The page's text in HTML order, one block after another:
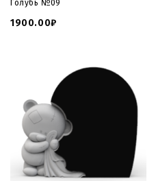
Голубь №09
1900.00₽